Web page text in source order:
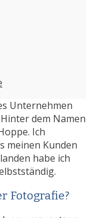
Unternehmen
dem Namen
Ich
meinen Kunden
habe ich
Fotografie?